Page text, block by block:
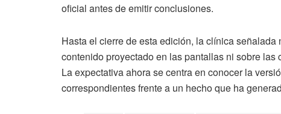
oficial antes de emitir conclusiones.
Hasta el cierre de esta edición, la clínica
contenido proyectado en las pantallas ni sobre
La expectativa ahora se centra en conocer la
correspondientes frente a un hecho que ha